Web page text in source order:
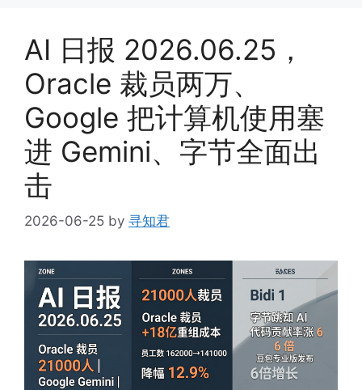
AI 日报 2026.06.25，
Oracle 裁员两万、
Google 把计算机使用塞
进 Gemini、字节全面出
击
2026-06-25 by 寻知君